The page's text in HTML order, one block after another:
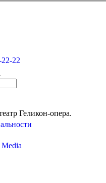
22
Геликон-опера.